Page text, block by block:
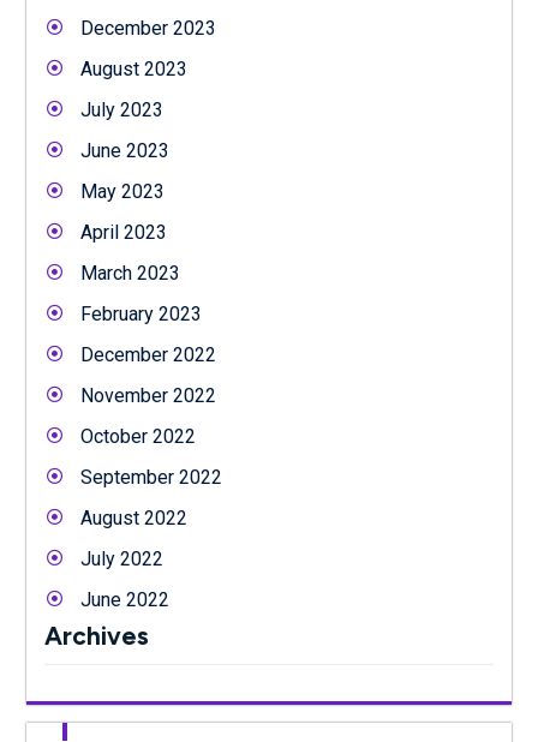
December 2023
August 2023
July 2023
June 2023
May 2023
April 2023
March 2023
February 2023
December 2022
November 2022
October 2022
September 2022
August 2022
July 2022
June 2022
Archives